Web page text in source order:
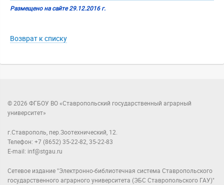
Размещено на сайте 29.12.2016 г.
Возврат к списку
© 2026 ФГБОУ ВО «Ставропольский государственный аграрный
университет»
г.Ставрополь, пер.Зоотехнический, 12.
Телефон: +7 (8652) 35-22-82, 35-22-83
E-mail: inf@stgau.ru
Сетевое издание "Электронно-библиотечная система Ставропольского
государственного аграрного университета (ЭБС Ставропольского ГАУ)"